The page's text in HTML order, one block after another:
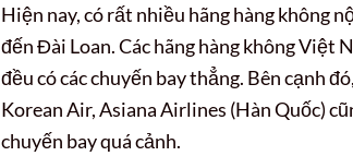
Hiện nay, có rất nhiều hãng hàng không
đến Đài Loan. Các hãng hàng không
đều có các chuyến bay thẳng. Bên cạnh
Korean Air, Asiana Airlines (Hàn Quốc)
chuyến bay quá cảnh.